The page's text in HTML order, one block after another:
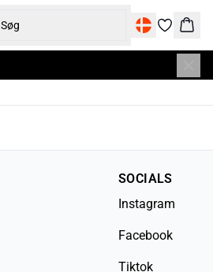
Søg
Kurv
SOCIALS
Instagram
Facebook
Tiktok